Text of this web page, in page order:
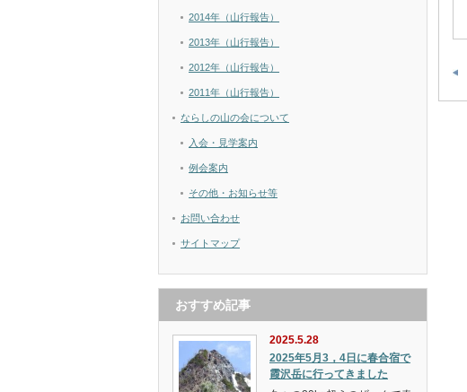
2014年（山行報告）
2013年（山行報告）
2012年（山行報告）
2011年（山行報告）
ならしの山の会について
入会・見学案内
例会案内
その他・お知らせ等
お問い合わせ
サイトマップ
おすすめ記事
2025.5.28
2025年5月3，4日に春合宿で
霞沢岳に行ってきました